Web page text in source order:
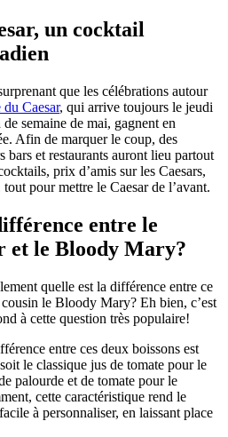
un cocktail
que les célébrations autour
Caesar, qui arrive toujours le jeudi
semaine de mai, gagnent en
Afin de marquer le coup, des
bars et restaurants auront lieu partout
prix d’amis sur les Caesars,
pour mettre le Caesar de l’avant.
entre le
et le Bloody Mary?
quelle est la différence entre ce
le Bloody Mary? Eh bien, c’est
à cette question très populaire!
entre ces deux boissons est
le classique jus de tomate pour le
palourde et de tomate pour le
cette caractéristique rend le
à personnaliser, en laissant place